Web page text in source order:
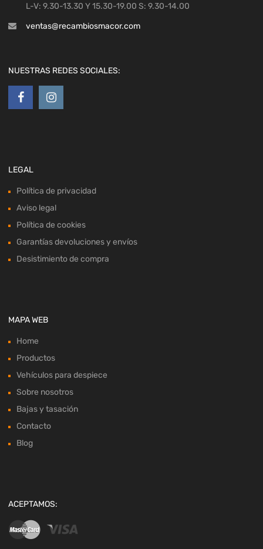
L-V: 9.30-13.30 Y 15.30-19.00 S: 9.30-14.00
ventas@recambiosmacor.com
NUESTRAS REDES SOCIALES:
LEGAL
Política de privacidad
Aviso legal
Política de cookies
Garantías devoluciones y envíos
Desistimiento de compra
MAPA WEB
Home
Productos
Vehículos para despiece
Sobre nosotros
Bajas y tasación
Contacto
Blog
ACEPTAMOS: